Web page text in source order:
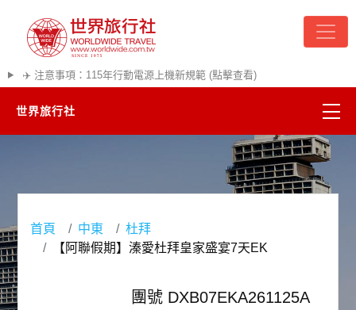
✈️ 注意事項：115年行動電源上機新規範 (點擊查看)
世界旅行社
熱門韓國
超夯日本
悠遊美加
首頁 中東
杜拜
【阿聯假期】溱愛杜拜皇家盛宴7天EK
團號 DXB07EKA261125A